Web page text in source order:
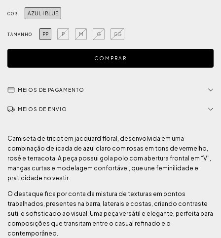
COR AZUL I BLUE
TAMANHO PP P M G GG
MEIOS DE PAGAMENTO
MEIOS DE ENVIO
Camiseta de tricot em jacquard floral, desenvolvida em uma
combinação delicada de azul claro com rosas em tons de vermelho,
rosé e terracota. A peça possui gola polo com abertura frontal em “V”,
mangas curtas e modelagem confortável, que une feminilidade e
praticidade no vestir.
O destaque fica por conta da mistura de texturas em pontos
trabalhados, presentes na barra, laterais e costas, criando contraste
sutil e sofisticado ao visual. Uma peça versátil e elegante, perfeita para
composições que transitam entre o casual refinado e o
contemporâneo.